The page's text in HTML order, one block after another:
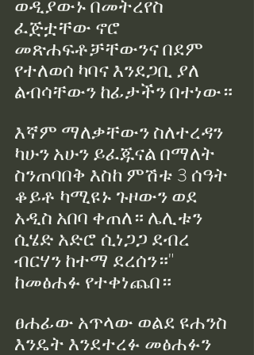
ወዲያውኑ በመትረየስ
ፈጅቷቸው ኖሮ
መጽሐፍቶቻቸውንና በደም
የተለወሰ ካባና እንደጋቢ ያለ
ልብሳቸውን ከፊታችን በተነው።
እኛም ማለቃቸውን ስለተረዳን
ካሁን አሁን ይፈጁናል በማለት
ስንጠባበቅ እስከ ምሽቱ 3 ሰዓት
ቆይቶ ካሚዩኑ ጉዞውን ወደ
አዲስ አበባ ቀጠለ። ሌሊቱን
ሲሄድ አድሮ ሲነጋጋ ደብረ
ብርሃን ከተማ ደረሰን።"
ከመፅሐፉ የተቀነጨበ።
ፀሐፊው አጥላው ወልደ ዩሐንስ
እንዴት እንደተረፉ መፅሐፉን